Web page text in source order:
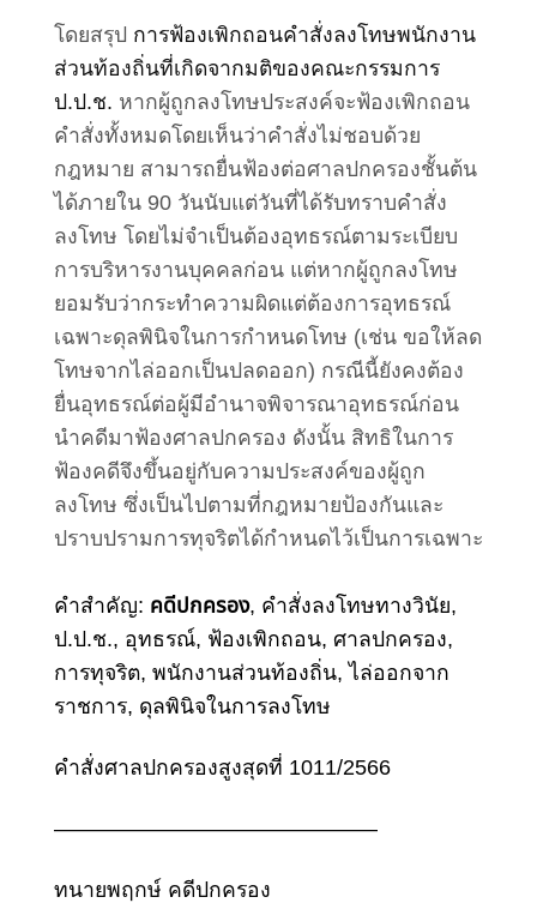
โดยสรุป การฟ้องเพิกถอนคำสั่งลงโทษพนักงาน
ส่วนท้องถิ่นที่เกิดจากมติของคณะกรรมการ
ป.ป.ช. หากผู้ถูกลงโทษประสงค์จะฟ้องเพิกถอน
คำสั่งทั้งหมดโดยเห็นว่าคำสั่งไม่ชอบด้วย
กฎหมาย สามารถยื่นฟ้องต่อศาลปกครองชั้นต้น
ได้ภายใน 90 วันนับแต่วันที่ได้รับทราบคำสั่ง
ลงโทษ โดยไม่จำเป็นต้องอุทธรณ์ตามระเบียบ
การบริหารงานบุคคลก่อน แต่หากผู้ถูกลงโทษ
ยอมรับว่ากระทำความผิดแต่ต้องการอุทธรณ์
เฉพาะดุลพินิจในการกำหนดโทษ (เช่น ขอให้ลด
โทษจากไล่ออกเป็นปลดออก) กรณีนี้ยังคงต้อง
ยื่นอุทธรณ์ต่อผู้มีอำนาจพิจารณาอุทธรณ์ก่อน
นำคดีมาฟ้องศาลปกครอง ดังนั้น สิทธิในการ
ฟ้องคดีจึงขึ้นอยู่กับความประสงค์ของผู้ถูก
ลงโทษ ซึ่งเป็นไปตามที่กฎหมายป้องกันและ
ปราบปรามการทุจริตได้กำหนดไว้เป็นการเฉพาะ
คำสำคัญ: คดีปกครอง, คำสั่งลงโทษทางวินัย,
ป.ป.ช., อุทธรณ์, ฟ้องเพิกถอน, ศาลปกครอง,
การทุจริต, พนักงานส่วนท้องถิ่น, ไล่ออกจาก
ราชการ, ดุลพินิจในการลงโทษ
คำสั่งศาลปกครองสูงสุดที่ 1011/2566
———————————————
ทนายพฤกษ์ คดีปกครอง